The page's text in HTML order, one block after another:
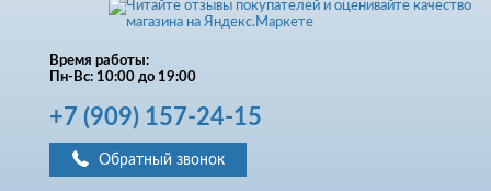
Время работы:
Пн-Вс: 10:00 до 19:00
+7 (909) 157-24-15
Обратный звонок